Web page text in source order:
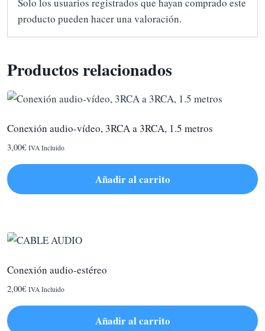
producto pueden hacer una valoración.
Productos relacionados
Conexión audio-vídeo, 3RCA a 3RCA, 1.5 metros
3,00€ IVA Incluido
Añadir al carrito
Conexión audio-estéreo
2,00€ IVA Incluido
Añadir al carrito